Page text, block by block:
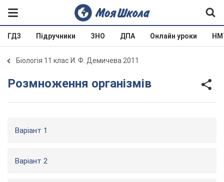
ГДЗ Підручники ЗНО ДПА Онлайн уроки
Біологія 11 клас И. Ф. Демичева 2011
Розмноження організмів
Варіант 1
Варіант 2